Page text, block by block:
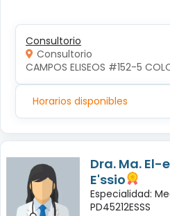
Consultorio
Consultorio
CAMPOS ELISEOS #152-5
Horarios disponibles
Dra. Ma. El-
E'ssio
Especialidad:
PD45212ESSS